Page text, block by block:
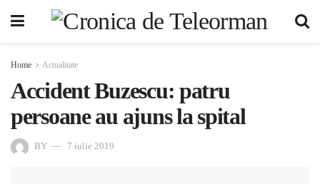
Home Actualitate
Accident Buzescu: patru
persoane au ajuns la spital
BY 7 iulie 2019